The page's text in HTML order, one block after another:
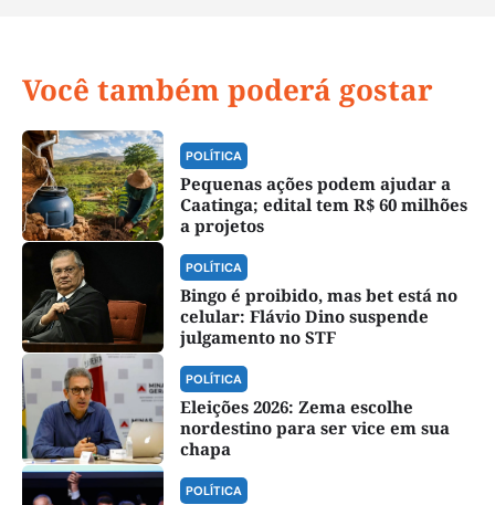
Você também poderá gostar
POLÍTICA
Pequenas ações podem ajudar a
Caatinga; edital tem R$ 60 milhões
a projetos
POLÍTICA
Bingo é proibido, mas bet está no
celular: Flávio Dino suspende
julgamento no STF
POLÍTICA
Eleições 2026: Zema escolhe
nordestino para ser vice em sua
chapa
POLÍTICA